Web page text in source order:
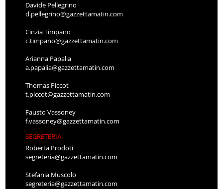
Davide Pellegrino
d.pellegrino@gazzettamatin.com
Cinzia Timpano
c.timpano@gazzettamatin.com
Arianna Papalia
a.papalia@gazzettamatin.com
Thomas Piccot
t.piccot@gazzettamatin.com
Fausto Vassoney
f.vassoney@gazzettamatin.com
SEGRETERIA
Roberta Prodoti
segreteria@gazzettamatin.com
Stefania Muscolo
segreteria@gazzettamatin.com